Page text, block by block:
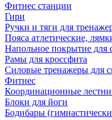
Фитнес станции
Гири
Ручки и тяги для
Пояса атлетические,
Напольное покрытие для
Рамы для кроссфита
Силовые тренажеры для
Фитнес
Координационные
Блоки для йоги
Бодибары